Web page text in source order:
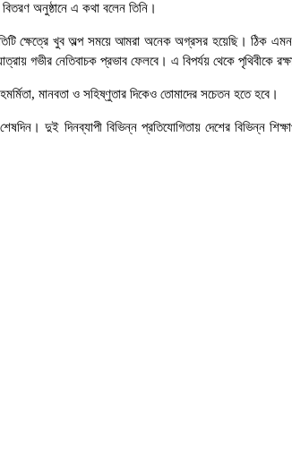
অনুষ্ঠানে এ কথা বলেন তিনি।
ক্ষেত্রে খুব অল্প সময়ে আমরা অনেক অগ্রসর হয়েছি। ঠিক
গভীর নেতিবাচক প্রভাব ফেলবে। এ বিপর্যয় থেকে
মানবতা ও সহিষ্ণুতার দিকেও তোমাদের সচেতন হতে হবে।
দিনব্যাপী বিভিন্ন প্রতিযোগিতায় দেশের বিভিন্ন